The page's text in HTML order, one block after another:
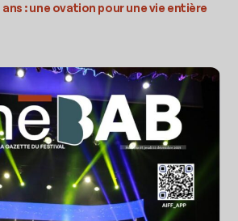
: une ovation pour une vie entière